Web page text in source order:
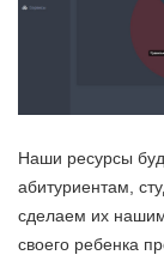
Наши ресурсы
абитуриентам,
сделаем их
своего ребенка